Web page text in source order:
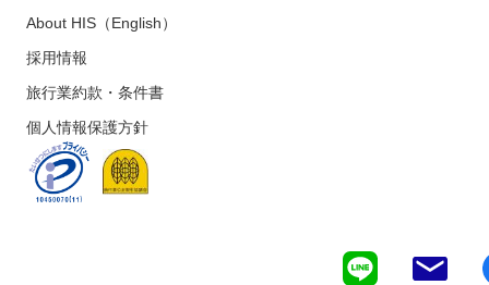
About HIS（English）
採用情報
旅行業約款・条件書
個人情報保護方針